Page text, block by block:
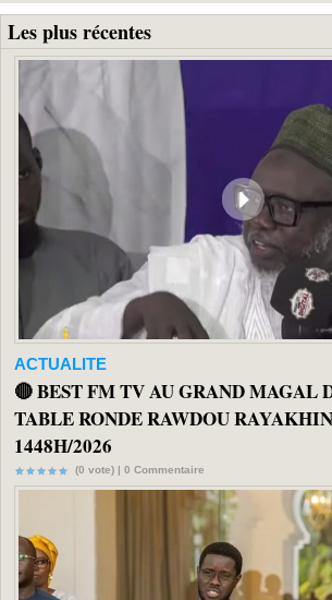
Les plus récentes
ACTUALITE
🔴 BEST FM TV AU GRAND MAGAL
TABLE RONDE RAWDOU
1448H/2026
(0 vote) | 0 Commentaire